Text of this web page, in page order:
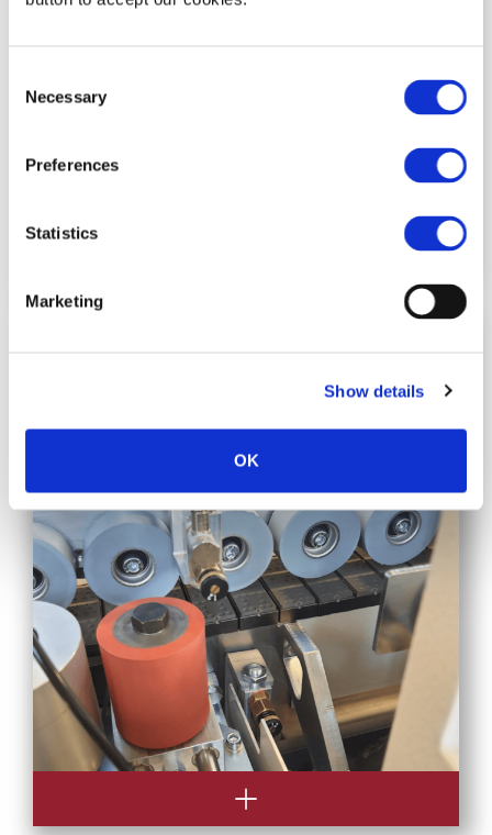
Selection
Necessary
Preferences
Statistics
Marketing
Show details
OK
Gruppo Antistatico Raffreddante